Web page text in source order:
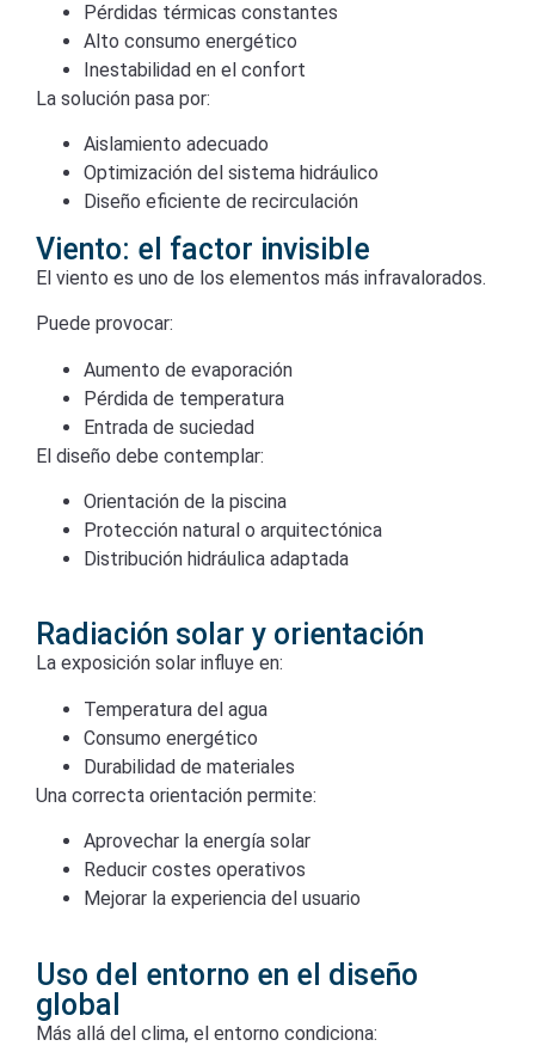
Pérdidas térmicas constantes
Alto consumo energético
Inestabilidad en el confort
La solución pasa por:
Aislamiento adecuado
Optimización del sistema hidráulico
Diseño eficiente de recirculación
Viento: el factor invisible
El viento es uno de los elementos más infravalorados.
Puede provocar:
Aumento de evaporación
Pérdida de temperatura
Entrada de suciedad
El diseño debe contemplar:
Orientación de la piscina
Protección natural o arquitectónica
Distribución hidráulica adaptada
Radiación solar y orientación
La exposición solar influye en:
Temperatura del agua
Consumo energético
Durabilidad de materiales
Una correcta orientación permite:
Aprovechar la energía solar
Reducir costes operativos
Mejorar la experiencia del usuario
Uso del entorno en el diseño
global
Más allá del clima, el entorno condiciona: